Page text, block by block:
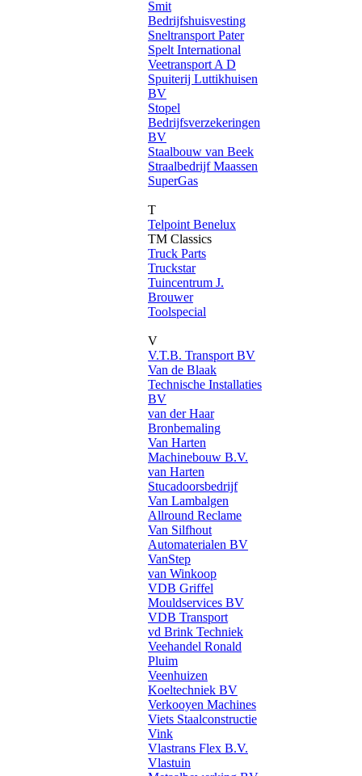
Smit
Bedrijfshuisvesting
Sneltransport Pater
Spelt International
Veetransport A D
Spuiterij Luttikhuisen
BV
Stopel
Bedrijfsverzekeringen
BV
Staalbouw van Beek
Straalbedrijf Maassen
SuperGas
T
Telpoint Benelux
TM Classics
Truck Parts
Truckstar
Tuincentrum J.
Brouwer
Toolspecial
V
V.T.B. Transport BV
Van de Blaak
Technische Installaties
BV
van der Haar
Bronbemaling
Van Harten
Machinebouw B.V.
van Harten
Stucadoorsbedrijf
Van Lambalgen
Allround Reclame
Van Silfhout
Automaterialen BV
VanStep
van Winkoop
VDB Griffel
Mouldservices BV
VDB Transport
vd Brink Techniek
Veehandel Ronald
Pluim
Veenhuizen
Koeltechniek BV
Verkooyen Machines
Viets Staalconstructie
Vink
Vlastrans Flex B.V.
Vlastuin